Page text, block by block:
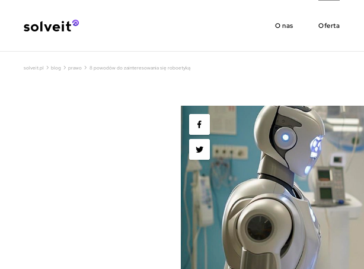
O nas Oferta
solveit.pl › blog › prawo › 8 powodów do zainteresowania się roboetyką